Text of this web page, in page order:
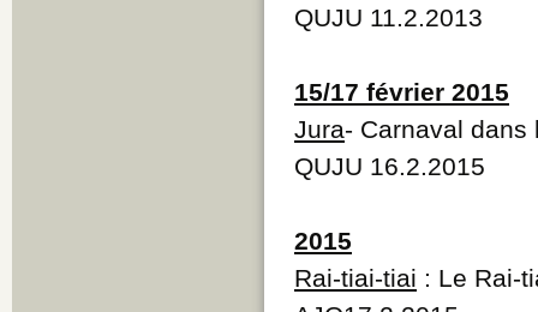
QUJU 11.2.2013
15/17 février 2015
Jura- Carnaval dans
QUJU 16.2.2015
2015
Rai-tiai-tiai : Le Rai-